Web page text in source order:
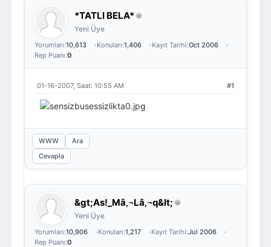
*TATLI BELA*
Yeni Üye
Yorumları:10,613 Konuları:1,406 Kayıt Tarihi:Oct 2006
Rep Puanı:0
#1
01-16-2007, Saat: 10:55 AM
WWW
Ara
Cevapla
&gt;As!_Mâ‚¬Lâ‚¬q&lt;
Yeni Üye
Yorumları:10,906 Konuları:1,217 Kayıt Tarihi:Jul 2006
Rep Puanı:0